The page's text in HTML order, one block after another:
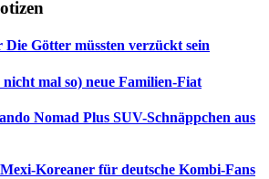
Die Götter müssten verzückt sein
mal so) neue Familien-Fiat
Nomad Plus SUV-Schnäppchen aus
Mexi-Koreaner für deutsche Kombi-Fans